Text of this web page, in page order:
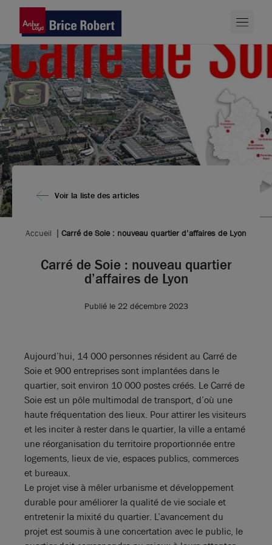
Voir la liste des articles
Accueil Carré de Soie : nouveau quartier d’affaires de Lyon
Carré de Soie : nouveau quartier
d’affaires de Lyon
Publié le 22 décembre 2023
Aujourd’hui, 14 000 personnes résident au Carré de
Soie et 900 entreprises sont implantées dans le
quartier, soit environ 10 000 postes créés. Le Carré de
Soie est un pôle multimodal de transport, d’où une
haute fréquentation des lieux. Pour attirer les visiteurs
et les inciter à rester dans le quartier, la ville a entamé
une réorganisation du territoire proportionnée entre
logements, lieux de vie, espaces publics, commerces
et bureaux.
Le projet vise à mêler urbanisme et développement
durable pour améliorer la qualité de vie sociale et
entretenir la mixité du quartier. L’avancement du
projet est soumis à une concertation avec le public, le